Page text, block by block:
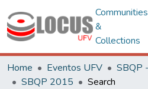
Communities
&
Collections
Home Eventos UFV
SBQP 2015
Search